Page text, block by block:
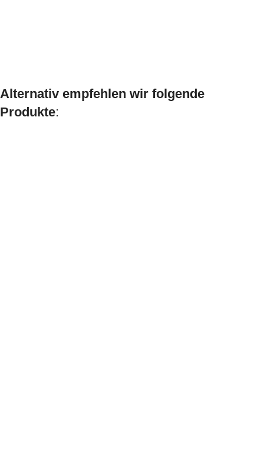
Alternativ empfehlen wir folgende
Produkte: